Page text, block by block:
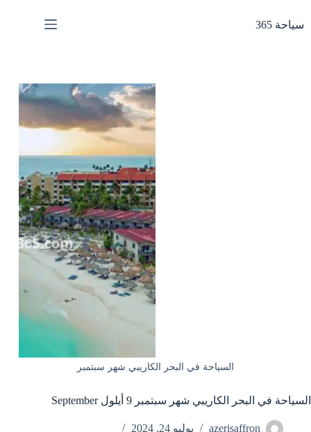
المحتوى
سياحة 365
السياحة في البحر الكاريبي شهر سبتمبر
السياحة في البحر الكاريبي شهر سبتمبر 9 أيلول September
azerisaffron
يوليو 24, 2024